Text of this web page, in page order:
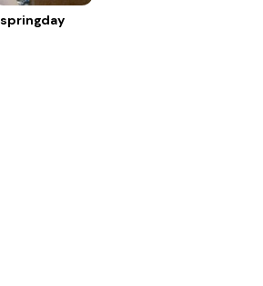
springday